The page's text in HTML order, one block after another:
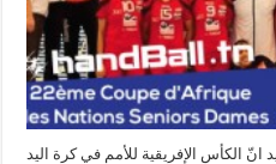
انّ الكأس الإفريقية للأمم في كرة اليد